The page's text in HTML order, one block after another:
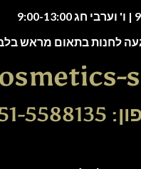
לחנות בתאום מראש